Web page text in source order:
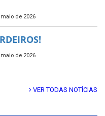
de 2026
de 2026
VER TODAS NOTÍCIAS